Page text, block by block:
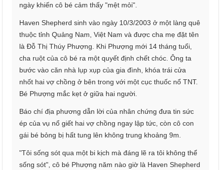
ngày khiến cô bé cảm thấy "mệt mỏi".
Haven Shepherd sinh vào ngày 10/3/2003 ở một làng quê
thuộc tỉnh Quảng Nam, Việt Nam và được cha mẹ đặt tên
là Đỗ Thị Thúy Phượng. Khi Phượng mới 14 tháng tuổi,
cha ruột của cô bé ra một quyết định chết chóc. Ông ta
bước vào căn nhà lụp xụp của gia đình, khóa trái cửa
nhốt hai vợ chồng ở bên trong với một cục thuốc nổ TNT.
Bé Phượng mắc kẹt ở giữa hai người.
Báo chí địa phương dẫn lời của nhân chứng đưa tin sức
ép của vụ nổ giết hai vợ chồng ngay lập tức, còn cô con
gái bé bỏng bị hất tung lên không trung khoảng 9m.
"Tôi sống sót qua một bi kịch mà đáng lẽ ra tôi không thể
sống sót", cô bé Phượng năm nào giờ là Haven Shepherd